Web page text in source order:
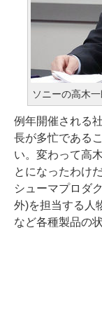
ソニーの高木
例年開催される
長が多忙である
い。変わって高
とになったわけ
シューマプロダ
外)を担当する人
など各種製品の